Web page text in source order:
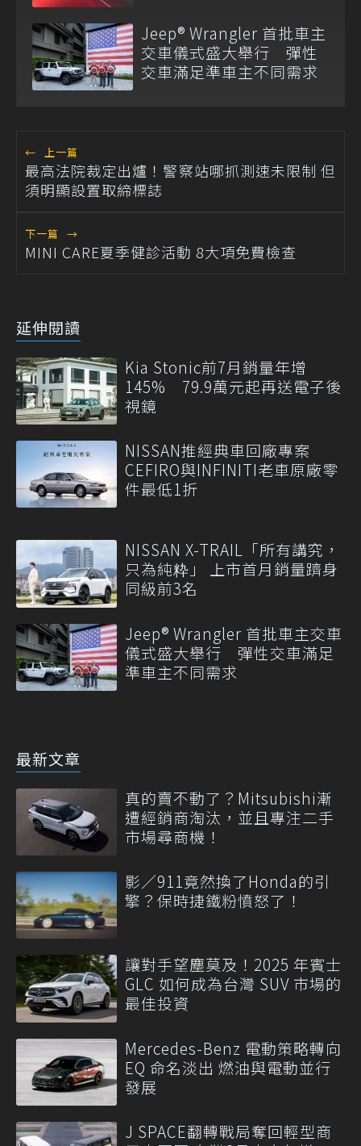
Jeep® Wrangler 首批車主
交車儀式盛大舉行 彈性
交車滿足準車主不同需求
← 上一篇
最高法院裁定出爐！警察站哪抓測速未限制 但
須明顯設置取締標誌
下一篇 →
MINI CARE夏季健診活動 8大項免費檢查
延伸閱讀
Kia Stonic前7月銷量年增
145% 79.9萬元起再送電子後
視鏡
NISSAN推經典車回廠專案
CEFIRO與INFINITI老車原廠零
件最低1折
NISSAN X-TRAIL「所有講究，
只為純粋」 上市首月銷量躋身
同級前3名
Jeep® Wrangler 首批車主交車
儀式盛大舉行 彈性交車滿足
準車主不同需求
最新文章
真的賣不動了？Mitsubishi漸
遭經銷商淘汰，並且專注二手
市場尋商機！
影／911竟然換了Honda的引
擎？保時捷鐵粉憤怒了！
讓對手望塵莫及！2025 年賓士
GLC 如何成為台灣 SUV 市場的
最佳投資
Mercedes-Benz 電動策略轉向
EQ 命名淡出 燃油與電動並行
發展
J SPACE翻轉戰局奪回輕型商